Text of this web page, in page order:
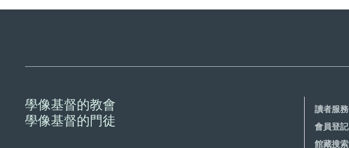
學像基督的教會
學像基督的門徒
讀者服務
會員登記
館藏搜索